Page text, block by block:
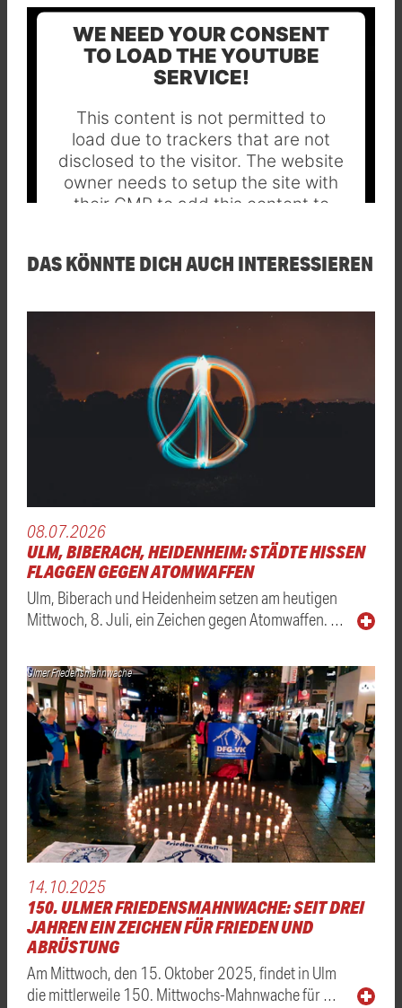
WE NEED YOUR CONSENT
TO LOAD THE YOUTUBE
SERVICE!
This content is not permitted to
load due to trackers that are not
disclosed to the visitor. The website
owner needs to setup the site with
their CMP to add this content to
Powered byUsercentrics Consent
DAS KÖNNTE DICH AUCH INTERESSIEREN
08.07.2026
ULM, BIBERACH, HEIDENHEIM: STÄDTE HISSEN
FLAGGEN GEGEN ATOMWAFFEN
Ulm, Biberach und Heidenheim setzen am heutigen
Mittwoch, 8. Juli, ein Zeichen gegen Atomwaffen. …
Ulmer Friedensmahnwache
14.10.2025
150. ULMER FRIEDENSMAHNWACHE: SEIT DREI
JAHREN EIN ZEICHEN FÜR FRIEDEN UND
ABRÜSTUNG
Am Mittwoch, den 15. Oktober 2025, findet in Ulm
die mittlerweile 150. Mittwochs-Mahnwache für …